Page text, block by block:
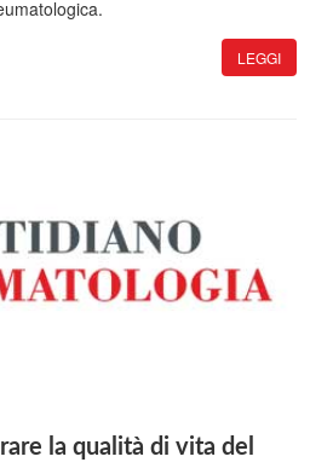
LEGGI
la qualità di vita del